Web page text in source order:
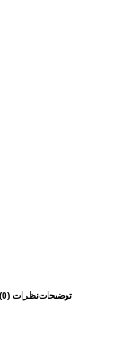
توضیحاتنظرات (0)